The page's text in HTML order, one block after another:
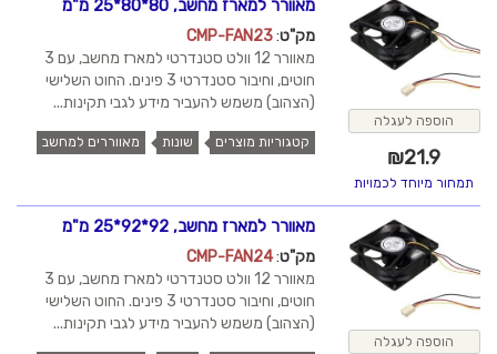
הוספה לעגלה
₪21.9
תמחור מיוחד לכמויות
מאוורר למארז מחשב, 80*80*25 מ"מ
מק"ט:
CMP-FAN23
מאוורר 12 וולט סטנדרטי למארז מחשב, עם 3
חוטים, וחיבור סטנדרטי 3 פינים. החוט השלישי
(הצהוב) משמש להעביר מידע לגבי תקינות...
קטגוריות מוצרים שונות מאווררים למחשב
הוספה לעגלה
מאוורר למארז מחשב, 92*92*25 מ"מ
מק"ט:
CMP-FAN24
מאוורר 12 וולט סטנדרטי למארז מחשב, עם 3
חוטים, וחיבור סטנדרטי 3 פינים. החוט השלישי
(הצהוב) משמש להעביר מידע לגבי תקינות...